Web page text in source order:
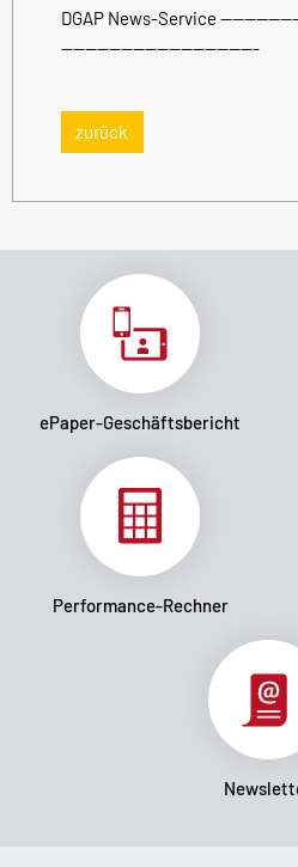
DGAP News-Service
---------------------------------
zurück
ePaper-Geschäftsbericht
Performance-Rechner